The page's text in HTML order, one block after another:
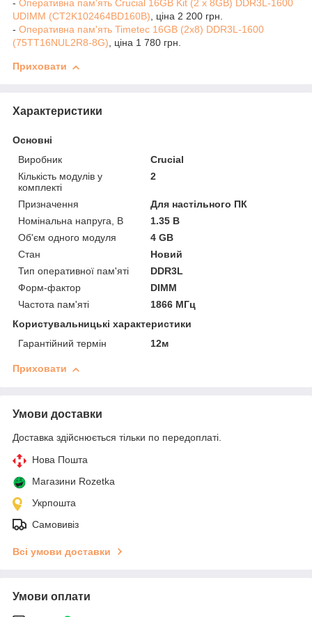
- Оперативна пам'ять Crucial 16GB Kit (2 x 8GB) DDR3L-1600
UDIMM (CT2K102464BD160B), ціна 2 200 грн.
- Оперативна пам'ять Timetec 16GB (2x8) DDR3L-1600
(75TT16NUL2R8-8G), ціна 1 780 грн.
Приховати
Характеристики
Основні
Виробник
Crucial
Кількість модулів у
комплекті
2
Призначення
Для настільного ПК
Номінальна напруга, В
1.35 В
Об'єм одного модуля
4 GB
Стан
Новий
Тип оперативної пам'яті
DDR3L
Форм-фактор
DIMM
Частота пам'яті
1866 МГц
Користувальницькі характеристики
Гарантійний термін
12м
Приховати
Умови доставки
Доставка здійснюється тільки по передоплаті.
Нова Пошта
Магазини Rozetka
Укрпошта
Самовивіз
Всі умови доставки
Умови оплати